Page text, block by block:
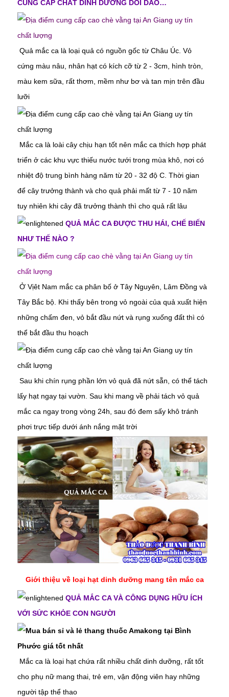
CUNG CẤP CHẤT DINH DƯỠNG DỒI DÀO…
Quả mắc ca là loại quả có nguồn gốc từ Châu Úc. Vỏ
cứng màu nâu, nhân hạt có kích cỡ từ 2 - 3cm, hình tròn,
màu kem sữa, rất thơm, mềm như bơ và tan mịn trên đầu
lưỡi
Mắc ca là loài cây chịu hạn tốt nên mắc ca thích hợp phát
triển ở các khu vực thiếu nước tưới trong mùa khô, nơi có
nhiệt độ trung bình hàng năm từ 20 - 32 độ C. Thời gian
để cây trưởng thành và cho quả phải mất từ 7 - 10 năm
tuy nhiên khi cây đã trưởng thành thì cho quả rất lâu
QUẢ MẮC CA ĐƯỢC THU HÁI, CHẾ BIẾN
NHƯ THẾ NÀO ?
Ở Vịêt Nam mắc ca phân bố ở Tây Nguyên, Lâm Đồng và
Tây Bắc bộ. Khi thấy bên trong vỏ ngoài của quả xuất hiện
những chấm đen, vỏ bắt đầu nứt và rụng xuống đất thì có
thể bắt đầu thu hoạch
Sau khi chín rụng phần lớn vỏ quả đã nứt sẵn, có thể tách
lấy hạt ngay tại vườn. Sau khi mang về phải tách vỏ quả
mắc ca ngay trong vòng 24h, sau đó đem sấy khô tránh
phơi trực tiếp dưới ánh nắng mặt trời
Giới thiệu về loại hạt dinh dưỡng mang tên mắc ca
QUẢ MẮC CA VÀ CÔNG DỤNG HỮU ÍCH
VỚI SỨC KHỎE CON NGƯỜI
Mắc ca là loại hạt chứa rất nhiều chất dinh dưỡng, rất tốt
cho phụ nữ mang thai, trẻ em, vận động viên hay những
người tập thể thao